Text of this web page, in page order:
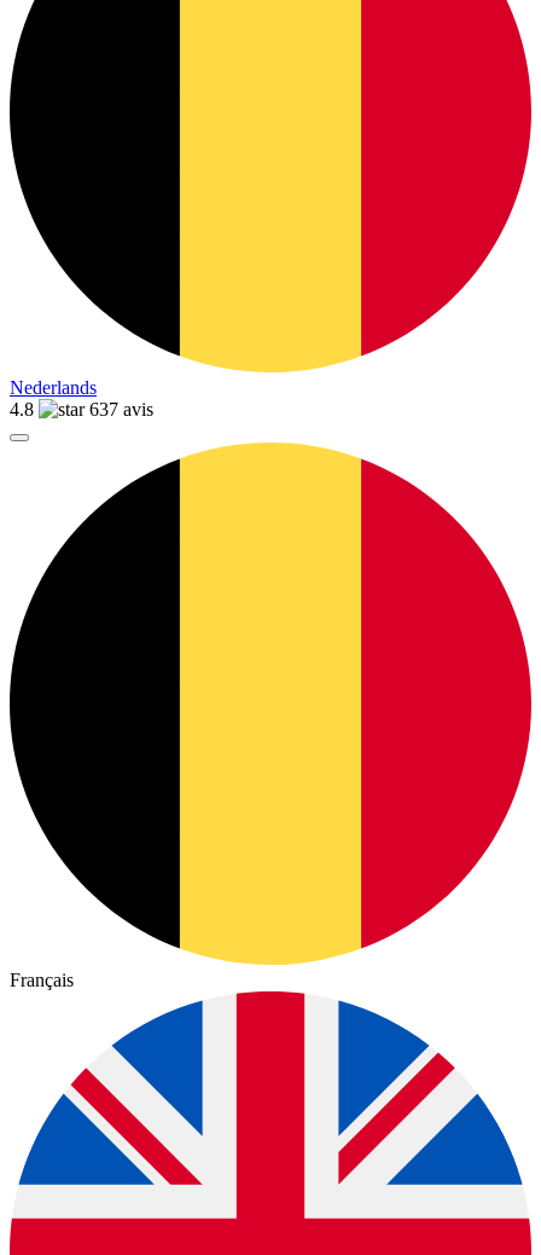
Nederlands
4.8
637 avis
Français